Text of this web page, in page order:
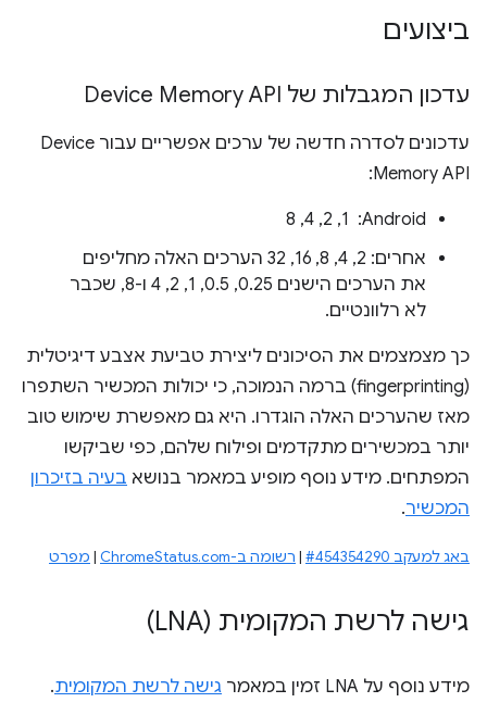
ביצועים
עדכון המגבלות של Device Memory API
עדכונים לסדרה חדשה של ערכים אפשריים עבור Device
Memory API:
‫Android: ‏ 1, 2, 4, 8
אחרים: 2, 4, 8, 16, 32 הערכים האלה מחליפים
את הערכים הישנים 0.25,‏ 0.5,‏ 1,‏ 2,‏ 4 ו-8, שכבר
לא רלוונטיים.
כך מצמצמים את הסיכונים ליצירת טביעת אצבע דיגיטלית
(fingerprinting) ברמה הנמוכה, כי יכולות המכשיר השתפרו
מאז שהערכים האלה הוגדרו. היא גם מאפשרת שימוש טוב
יותר במכשירים מתקדמים ופילוח שלהם, כפי שביקשו
המפתחים. מידע נוסף מופיע במאמר בנושא בעיה בזיכרון
המכשיר.
באג למעקב #454354290 | רשומה ב-ChromeStatus.com | מפרט
גישה לרשת המקומית (LNA)
מידע נוסף על LNA זמין במאמר גישה לרשת המקומית.